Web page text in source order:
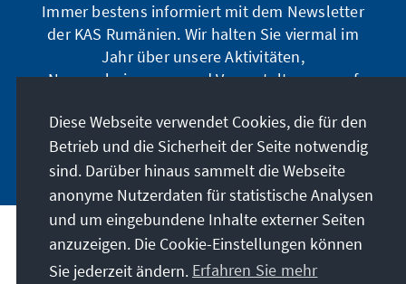
Immer bestens informiert mit dem Newsletter
der KAS Rumänien. Wir halten Sie viermal im
Jahr über unsere Aktivitäten,
Neuerscheinungen und Veranstaltungen auf
Jetzt anmelden
Anschrift
Diese Webseite verwendet Cookies, die für den
Betrieb und die Sicherheit der Seite notwendig
sind. Darüber hinaus sammelt die Webseite
anonyme Nutzerdaten für statistische Analysen
und um eingebundene Inhalte externer Seiten
anzuzeigen. Die Cookie-Einstellungen können
Sie jederzeit ändern. Erfahren Sie mehr